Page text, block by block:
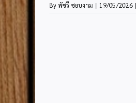
By พัชรี ชอบงาม | 19/05/2026 |